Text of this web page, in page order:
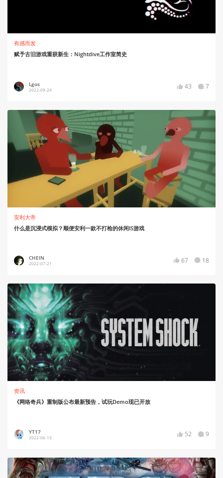
有感而发
赋予古旧游戏重获新生：Nightdive工作室简史
Lgos
2022-09-24 43 7
安利大帝
什么是沉浸式模拟？顺便安利一款不打枪的休闲IS游戏
CHEIN
2022-07-21 67 18
资讯
《网络奇兵》重制版公布最新预告，试玩Demo现已开放
YT17
2022-06-13 52 9